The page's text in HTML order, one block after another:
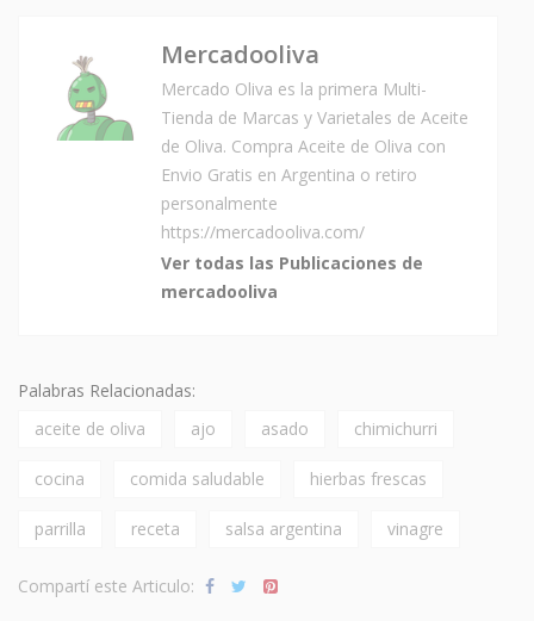
Mercadooliva
Mercado Oliva es la primera Multi-
Tienda de Marcas y Varietales de Aceite
de Oliva. Compra Aceite de Oliva con
Envio Gratis en Argentina o retiro
personalmente
https://mercadooliva.com/
Ver todas las Publicaciones de
mercadooliva
Palabras Relacionadas:
aceite de oliva
ajo asado chimichurri
cocina comida saludable hierbas frescas
parrilla receta salsa argentina vinagre
Compartí este Articulo: